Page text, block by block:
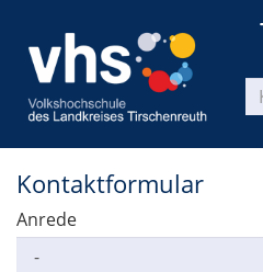
Kontaktformular
Anrede